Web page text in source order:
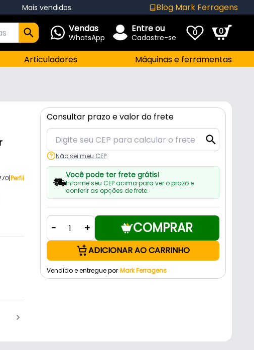
Mais vendidos Blog Mark Ferragens
Vendas
WhatsApp
Entre ou
Cadastre-se 0 0
Articuladores Máquinas e ferramentas
|Perfil
Consultar prazo e valor do frete
Não sei meu CEP
Você pode ter frete grátis!
Informe seu CEP acima para ver o prazo e
conferir as opções de frete.
- + COMPRAR
ADICIONAR AO CARRINHO
Vendido e entregue por Mark Ferragens